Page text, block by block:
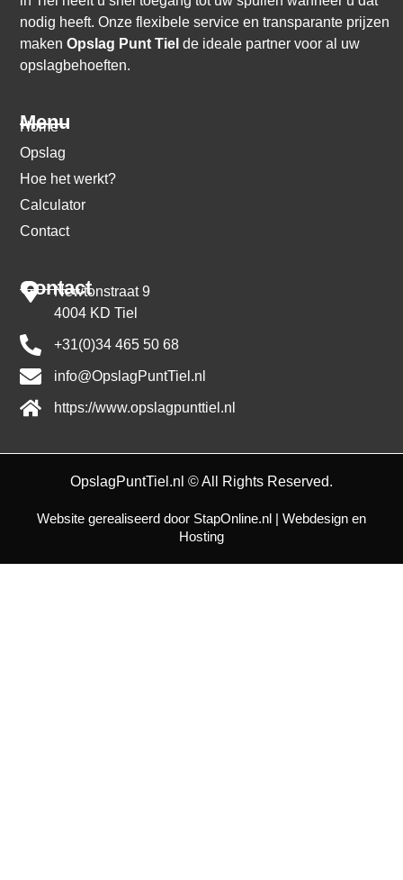
nodig heeft. Onze flexibele service en transparante prijzen
maken Opslag Punt Tiel de ideale partner voor al uw
opslagbehoeften.
Menu
Home
Opslag
Hoe het werkt?
Calculator
Contact
ContactNewtonstraat 9
4004 KD Tiel
+31(0)34 465 50 68
info@OpslagPuntTiel.nl
https://www.opslagpunttiel.nl
OpslagPuntTiel.nl © All Rights Reserved.
Website gerealiseerd door StapOnline.nl | Webdesign en
Hosting